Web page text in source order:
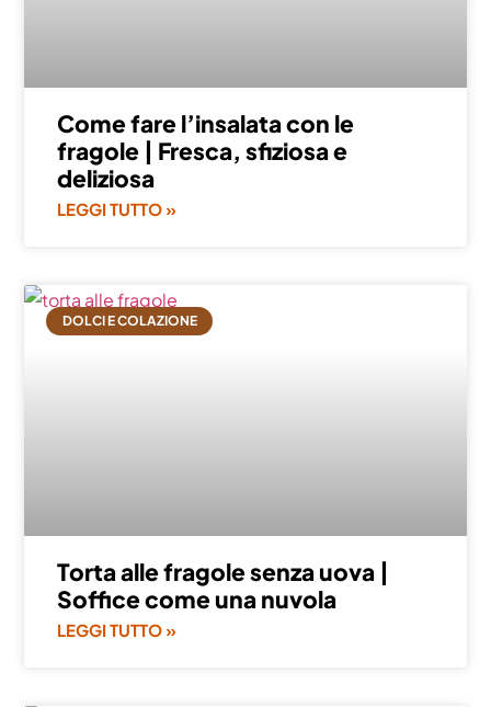
Come fare l’insalata con le
fragole | Fresca, sfiziosa e
deliziosa
LEGGI TUTTO »
DOLCI E COLAZIONE
Torta alle fragole senza uova |
Soffice come una nuvola
LEGGI TUTTO »